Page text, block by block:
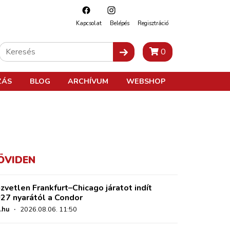
Kapcsolat Belépés Regisztráció
0
BLOG ARCHÍVUM WEBSHOP
Frankfurt–Chicago járatot indít
nyarától a Condor
· 2026.08.06. 11:50